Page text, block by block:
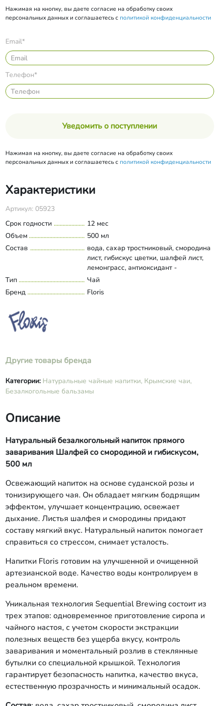
Нажимая на кнопку, вы даете согласие на обработку своих
персональных данных и соглашаетесь с политикой конфиденциальности
Email*
Телефон*
Уведомить о поступлении
Нажимая на кнопку, вы даете согласие на обработку своих
персональных данных и соглашаетесь с политикой конфиденциальности
Характеристики
Артикул: 05923
Срок годности
12 мес
Объем
500 мл
Состав
вода, сахар тростниковый, смородина
лист, гибискус цветки, шалфей лист,
лемонграсс, антиоксидант -
аскорбиновая кислота
Тип
Чай
Бренд
Floris
Другие товары бренда
Категории: Натуральные чайные напитки, Крымские чаи,
Безалкогольные бальзамы
Описание
Натуральный безалкогольный напиток прямого
заваривания Шалфей со смородиной и гибискусом,
500 мл
Освежающий напиток на основе суданской розы и
тонизирующего чая. Он обладает мягким бодрящим
эффектом, улучшает концентрацию, освежает
дыхание. Листья шалфея и смородины придают
составу мягкий вкус. Натуральный напиток помогает
справиться со стрессом, снимает усталость.
Напитки Floris готовим на улучшенной и очищенной
артезианской воде. Качество воды контролируем в
реальном времени.
Уникальная технология Sequential Brewing состоит из
трех этапов: одновременное приготовление сиропа и
чайного настоя, с учетом скорости экстракции
полезных веществ без ущерба вкусу, контроль
заваривания и моментальный розлив в стеклянные
бутылки со специальной крышкой. Технология
гарантирует безопасность напитка, качество вкуса,
естественную прозрачность и минимальный осадок.